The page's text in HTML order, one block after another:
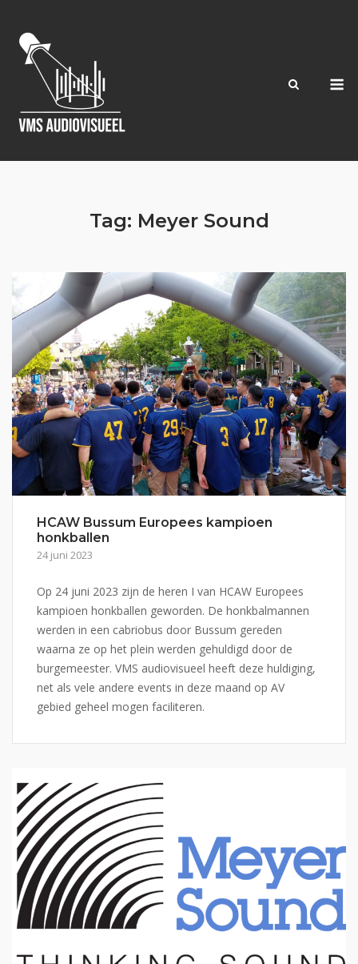
inhoud
Tag: Meyer Sound
HCAW Bussum Europees kampioen
honkballen
24 juni 2023
Op 24 juni 2023 zijn de heren I van HCAW Europees
kampioen honkballen geworden. De honkbalmannen
werden in een cabriobus door Bussum gereden
waarna ze op het plein werden gehuldigd door de
burgemeester. VMS audiovisueel heeft deze huldiging,
net als vele andere events in deze maand op AV
gebied geheel mogen faciliteren.